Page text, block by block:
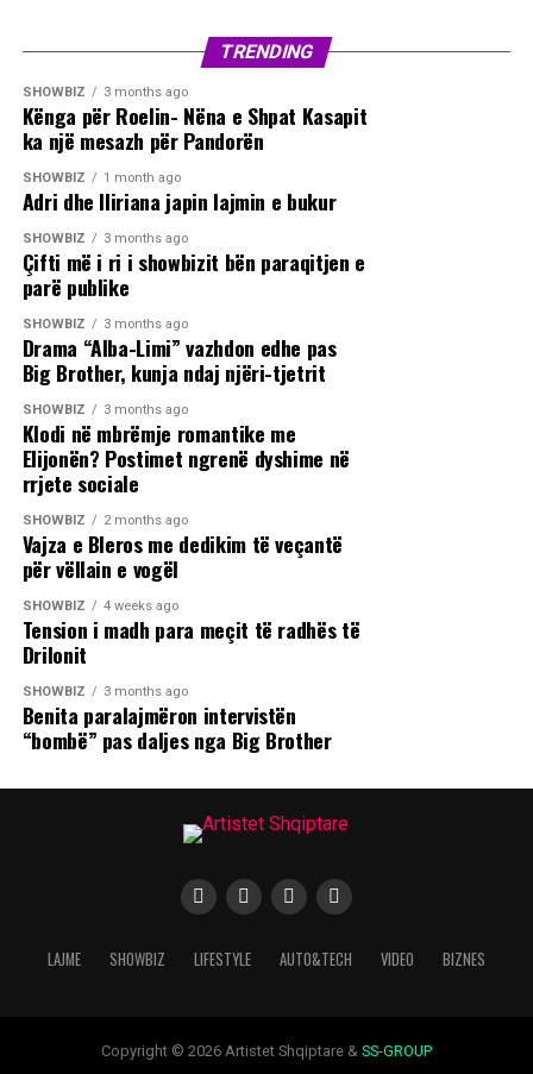
TRENDING
SHOWBIZ 3 months ago
Kënga për Roelin- Nëna e Shpat Kasapit
ka një mesazh për Pandorën
SHOWBIZ 1 month ago
Adri dhe Iliriana japin lajmin e bukur
SHOWBIZ 3 months ago
Çifti më i ri i showbizit bën paraqitjen e
parë publike
SHOWBIZ 3 months ago
Drama “Alba-Limi” vazhdon edhe pas
Big Brother, kunja ndaj njëri-tjetrit
SHOWBIZ 3 months ago
Klodi në mbrëmje romantike me
Elijonën? Postimet ngrenë dyshime në
rrjete sociale
SHOWBIZ 2 months ago
Vajza e Bleros me dedikim të veçantë
për vëllain e vogël
SHOWBIZ 4 weeks ago
Tension i madh para meçit të radhës të
Drilonit
SHOWBIZ 3 months ago
Benita paralajmëron intervistën
“bombë” pas daljes nga Big Brother
LAJME SHOWBIZ LIFESTYLE AUTO&TECH VIDEO BIZNES
Copyright © 2026 Artistet Shqiptare & SS-GROUP